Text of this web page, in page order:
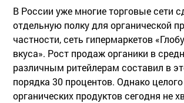
В России уже многие торговые сети
отдельную полку для органической
частности, сеть гипермаркетов
вкуса». Рост продаж органики в
различным ритейлерам составил в
порядка 30 процентов. Однако
органических продуктов сегодня не